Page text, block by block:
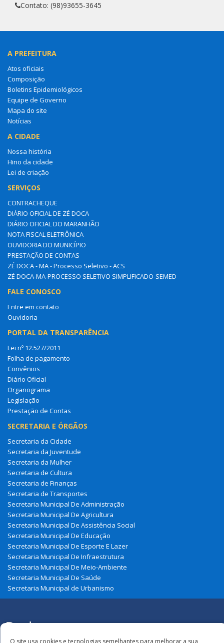
Contato: (98)93655-3645
A PREFEITURA
Atos oficiais
Composição
Boletins Epidemiológicos
Equipe de Governo
Mapa do site
Notícias
A CIDADE
Nossa história
Hino da cidade
Lei de criação
SERVIÇOS
CONTRACHEQUE
DIÁRIO OFICIAL DE ZÉ DOCA
DIÁRIO OFICIAL DO MARANHÃO
NOTA FISCAL ELETRÔNICA
OUVIDORIA DO MUNICÍPIO
PRESTAÇÃO DE CONTAS
ZÉ DOCA - MA - Processo Seletivo - ACS
ZÉ DOCA-MA-PROCESSO SELETIVO SIMPLIFICADO-SEMED
FALE CONOSCO
Entre em contato
Ouvidoria
PORTAL DA TRANSPARÊNCIA
Lei nº 12.527/2011
Folha de pagamento
Convênios
Diário Oficial
Organograma
Legislação
Prestação de Contas
SECRETARIA E ÓRGÃOS
Secretaria da Cidade
Secretaria da Juventude
Secretaria da Mulher
Secretaria de Cultura
Secretaria de Finanças
Secretaria de Transportes
Secretaria Municipal De Administração
Secretaria Municipal De Agricultura
Secretaria Municipal De Assistência Social
Secretaria Municipal De Educação
Secretaria Municipal De Esporte E Lazer
Secretaria Municipal De Infraestrutura
Secretaria Municipal De Meio-Ambiente
Secretaria Municipal De Saúde
Secretaria Municipal de Urbanismo
Redes
Todos os direitos reservados à Prefeitura
O site usa cookies e tecnologias semelhantes para melhorar a sua